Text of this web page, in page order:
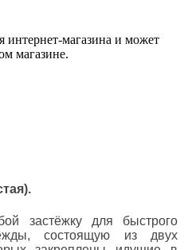
интернет-магазина и может
магазине.
застёжку для быстрого
состоящую из двух